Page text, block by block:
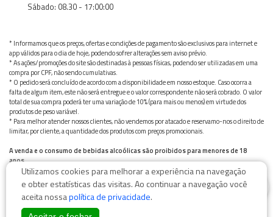
Sábado: 08.30 - 17:00:00
* Informamos que os preços, ofertas e condições de pagamento são exclusivos para internet e
app válidos para o dia de hoje, podendo sofrer alterações sem aviso prévio.
* As ações/promoções do site são destinadas à pessoas físicas, podendo ser utilizadas em uma
compra por CPF, não sendo cumulativas.
* O pedido será concluído de acordo com a disponibilidade em nosso estoque. Caso ocorra a
falta de algum item, este não será entregue e o valor correspondente não será cobrado. O valor
total de sua compra poderá ter uma variação de 10% (para mais ou menos) em virtude dos
produtos de peso variável.
* Para melhor atender nossos clientes, não vendemos por atacado e reservamo-nos o direito de
limitar, por cliente, a quantidade dos produtos com preços promocionais.
A venda e o consumo de bebidas alcoólicas são proibidos para menores de 18
anos.
Bebida alcoólica pode causar dependência química e, em excesso, provoca graves males à saúde.
Beba com moderação
Utilizamos cookies para melhorar a experiência na navegação
e obter estatísticas das visitas. Ao continuar a navegação você
aceita nossapolítica de privacidade.